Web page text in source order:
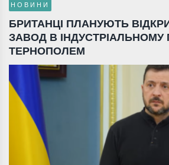
НОВИНИ
БРИТАНЦІ ПЛАНУЮТЬ
ЗАВОД В ІНДУСТРІАЛЬНОМУ
ТЕРНОПОЛЕМ